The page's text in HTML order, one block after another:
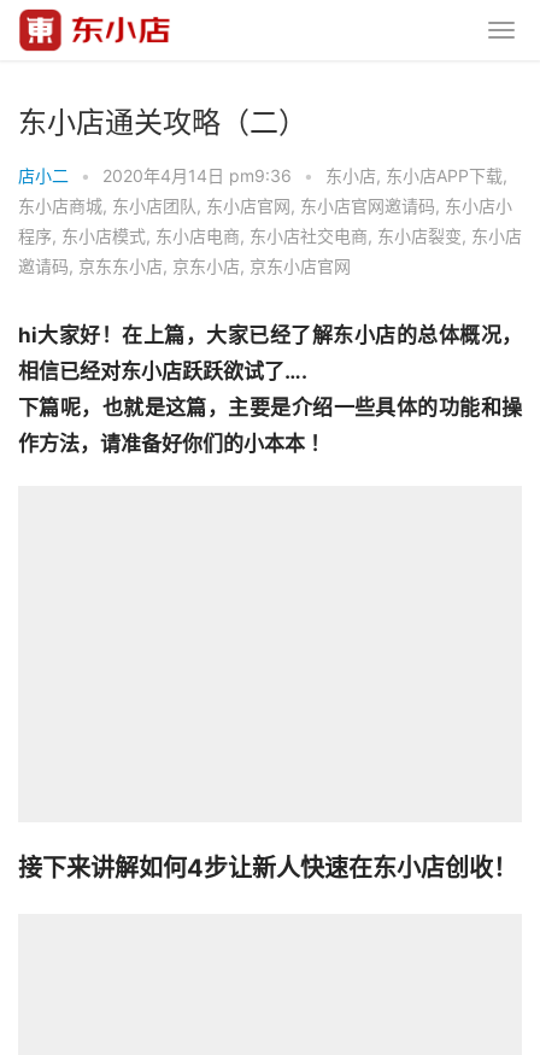
东小店通关攻略（二）
店小二 • 2020年4月14日 pm9:36 • 东小店, 东小店APP下载,
东小店商城, 东小店团队 , 东小店官网, 东小店官网邀请码, 东小店小
程序, 东小店模式, 东小店电商, 东小店社交电商, 东小店裂变, 东小店
邀请码, 京东东小店, 京东小店, 京东小店官网
hi大家好！在上篇，大家已经了解东小店的总体概况，
相信已经对东小店跃跃欲试了….
下篇呢，也就是这篇，主要是介绍一些具体的功能和操
作方法，请准备好你们的小本本 ！
接下来讲解如何4步让新人快速在东小店创收！